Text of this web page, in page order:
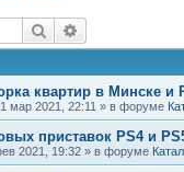
Поиск
квартир в Минске и
мар 2021, 22:11 » в форуме
приставок PS4 и
2021, 19:32 » в форуме